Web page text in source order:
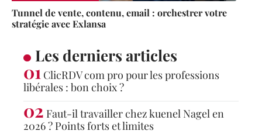
Tunnel de vente, contenu, email : orchestrer votre
stratégie avec Exlansa
Les derniers articles
ClicRDV com pro pour les professions
libérales : bon choix ?
Faut-il travailler chez kuenel Nagel en
2026 ? Points forts et limites